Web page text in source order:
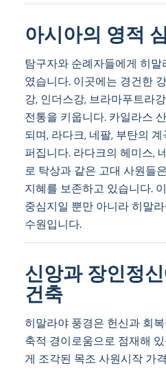
아시아의 영적
탐구자와 순례자들에게 히
였습니다. 이곳에는 경건한
강, 인더스강, 브라마푸트라
전통을 키웁니다. 카일라스
되며, 라다크, 네팔, 부탄의
퍼집니다. 라다크의 헤미스,
로 탁상과 같은 고대 사원들
지혜를 보존하고 있습니다.
중심지일 뿐만 아니라 히말
수원입니다.
신앙과 장인정
건축
히말라야 풍경은 헌신과 회
축적 경이로움으로 점재해
게 조각된 목조 사원시작 가격